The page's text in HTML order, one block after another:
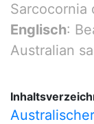
Sarcocornia
Englisch:
Australian